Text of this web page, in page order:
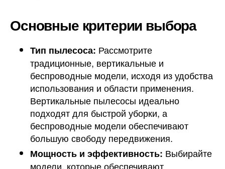
Основные критерии выбора
Тип пылесоса: Рассмотрите
традиционные, вертикальные и
беспроводные модели, исходя из удобства
использования и области применения.
Вертикальные пылесосы идеально
подходят для быстрой уборки, а
беспроводные модели обеспечивают
большую свободу передвижения.
Мощность и эффективность: Выбирайте
модели, которые обеспечивают